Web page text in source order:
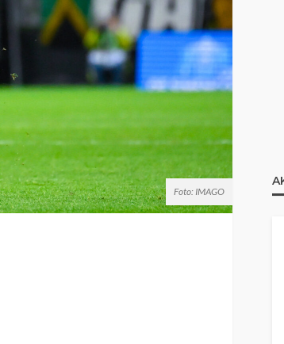
Foto: IMAGO